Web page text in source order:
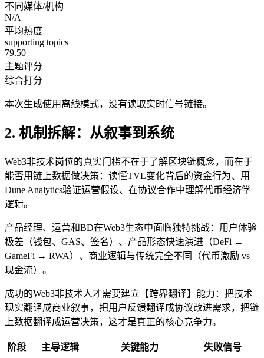
不同媒体/机构
N/A
平均热度
supporting topics
79.50
主题评分
综合打分
本次生成使用离线模式，没有读取实时信号链接。
2. 机制拆解：从叙事到系统
Web3非技术岗位的真实门槛不在于了解区块链概念，而在于
能否用链上数据做决策：读懂TVL变化背后的资金行为、用
Dune Analytics验证运营假设、在协议合作中理解代币经济学
逻辑。
产品经理、运营和BD在Web3生态中面临独特挑战：用户体验
极差（钱包、GAS、签名）、产品形态快速演进（DeFi →
GameFi → RWA）、商业逻辑与传统完全不同（代币激励 vs
现金流）。
成功的Web3非技术人才需要建立【跨界翻译】能力：把技术
现实翻译成商业叙事，把用户反馈翻译成协议改进需求，把链
上数据翻译成运营决策，这才是真正的核心竞争力。
阶段 主导逻辑 关键能力
失败信号